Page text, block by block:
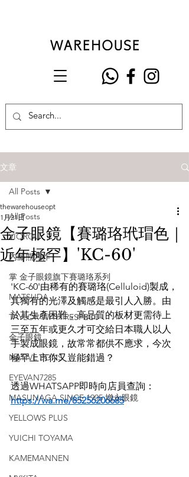
文章
All Posts
VIOROU
內藤熊八作
掌 金子眼鏡旗下賽璐珞系列
MATSUDA
TAYLOR WITH RESPECT
金子眼鏡
NATIVE SONS
EYEVAN7285
MASUNAGA SINCE 1905 增永眼鏡
YELLOWS PLUS
YUICHI TOYAMA
KAMEMANNEN
All Posts
金子眼鏡【賽璐珞玳瑁色｜
近年極罕】'KC-60'
thewarehouseopt
1月21日
'KC-60'由稀有的賽璐珞(Celluloid)製成，
其獨有的光澤及觸感是最引人入勝。由
於其生產困難，高品質的板材更需待上
三至五年或更久才可交給日本職人以人
手製成眼鏡，故常常都供不應求，今次
極罕上市你又豈能錯過？
透過WHATSAPP即時向店員查詢：
https://wa.me/85256206685